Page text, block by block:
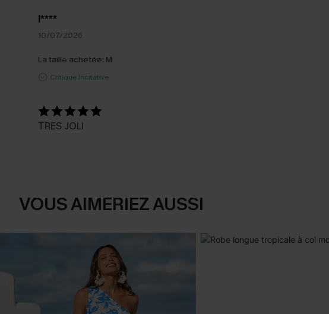
l****
10/07/2026
La taille achetée: M
Critique Incitative
TRES JOLI
VOUS AIMERIEZ AUSSI